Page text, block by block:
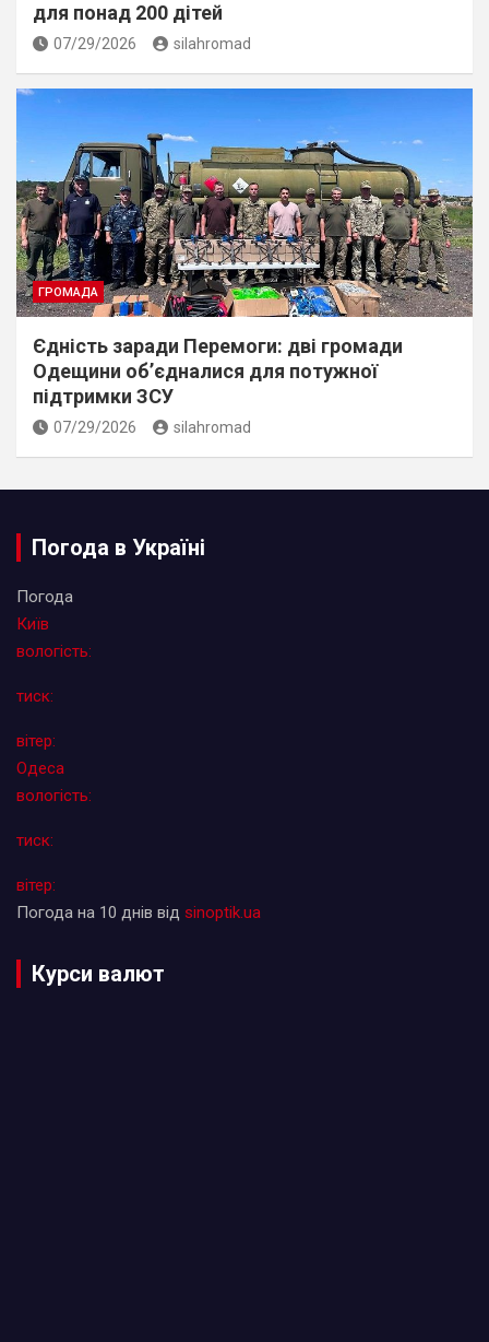
для понад 200 дітей
07/29/2026 silahromad
ГРОМАДА
Єдність заради Перемоги: дві громади
Одещини об’єдналися для потужної
підтримки ЗСУ
07/29/2026 silahromad
Погода в Україні
Погода
Київ
вологість:
тиск:
вітер:
Одеса
вологість:
тиск:
вітер:
Погода на 10 днів від sinoptik.ua
Курси валют